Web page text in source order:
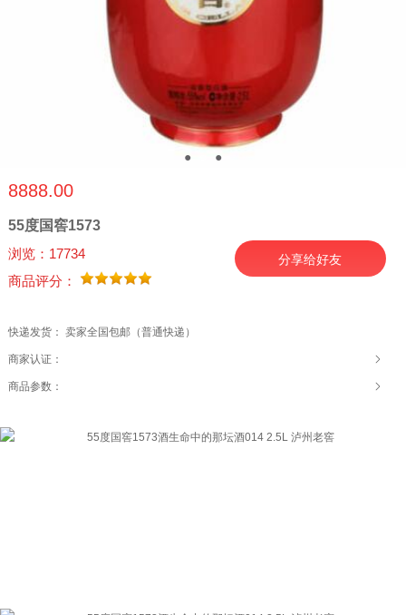
● ●
8888.00
55度国窖1573
浏览：17734
商品评分：
分享给好友
快递发货： 卖家全国包邮（普通快递）
商家认证：
商品参数：